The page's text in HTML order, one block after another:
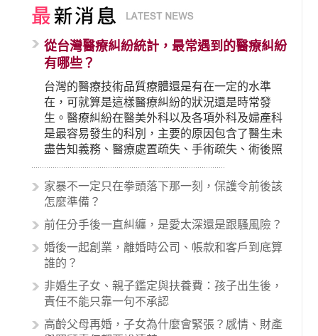
從台灣醫療糾紛統計，最常遇到的醫療糾紛
有哪些？
台灣的醫療技術品質療體還是有在一定的水準
在，可就算是這樣醫療糾紛的狀況還是時常發
生。醫療糾紛在醫美外科以及各項外科及婦產科
是最容易發生的科別，主要的原因包含了醫生未
盡告知義務、醫療處置疏失、手術疏失、術後照
顧失當、醫療費用的收取。雖然醫學進步，但醫
生與病患之間引起的糾紛還是經常發生。很多案
例中最後都走向訴訟流程，我們如果不幸遇到相
的內容其實非常多，有些案例…
家暴不一定只在拳頭落下那一刻，保護令前後該
怎麼準備？
前任分手後一直糾纏，是愛太深還是跟騷風險？
婚後一起創業，離婚時公司、帳款和客戶到底算
誰的？
非婚生子女、親子鑑定與扶養費：孩子出生後，
責任不能只靠一句不承認
高齡父母再婚，子女為什麼會緊張？感情、財產